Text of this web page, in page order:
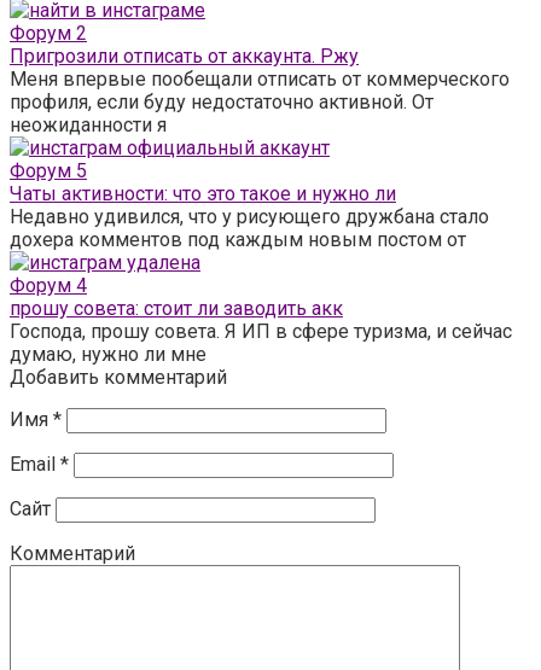
Форум 2
Пригрозили отписать от аккаунта. Ржу
Меня впервые пообещали отписать от коммерческого
профиля, если буду недостаточно активной. От
неожиданности я
Форум 5
Чаты активности: что это такое и нужно ли
Недавно удивился, что у рисующего дружбана стало
дохера комментов под каждым новым постом от
Форум 4
прошу совета: стоит ли заводить акк
Господа, прошу совета. Я ИП в сфере туризма, и сейчас
думаю, нужно ли мне
Добавить комментарий
Имя *
Email *
Сайт
Комментарий